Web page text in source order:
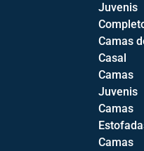
OS NOSSOS
Mobiliário/
Juvenis
Camas
Casal
Camas
Juvenis
Camas
Camas